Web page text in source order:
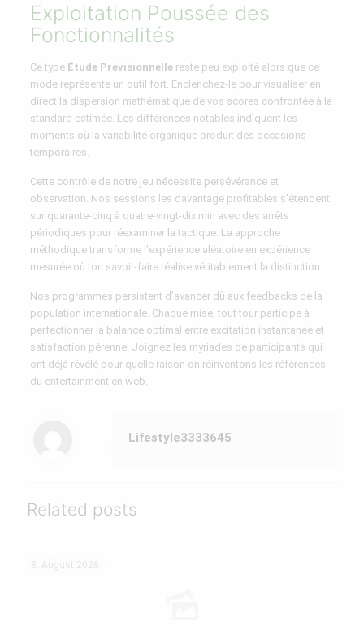
Exploitation Poussée des
Fonctionnalités
Ce type Étude Prévisionnellereste peu exploité alors que ce
mode représente un outil fort. Enclenchez-le pour visualiser en
direct la dispersion mathématique de vos scores confrontée à la
standard estimée. Les différences notables indiquent les
moments où la variabilité organique produit des occasions
temporaires.
Cette contrôle de notre jeu nécessite persévérance et
observation. Nos sessions les davantage profitables s’étendent
sur quarante-cinq à quatre-vingt-dix min avec des arrêts
périodiques pour réexaminer la tactique. La approche
méthodique transforme l’expérience aléatoire en expérience
mesurée où ton savoir-faire réalise véritablement la distinction.
Nos programmes persistent d’avancer dû aux feedbacks de la
population internationale. Chaque mise, tout tour participe à
perfectionner la balance optimal entre excitation instantanée et
satisfaction pérenne. Joignez les myriades de participants qui
ont déjà révélé pour quelle raison on réinventons les références
du entertainment en web.
Lifestyle3333645
Related posts
8. August 2026